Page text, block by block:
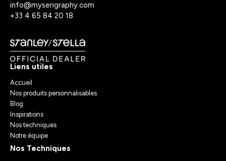
info@myserigraphy.com
+33 4 65 84 20 18
Liens utiles
Accueil
Nos produits personnalisables
Blog
Inspirations
Nos techniques
Notre équipe
Nos Techniques